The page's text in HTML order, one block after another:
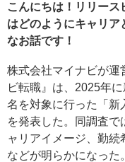
こんにちは！リリー
はどのようにキャリ
なお話です！
株式会社マイナビが運
ビ転職』は、2025年
名を対象に行った「新
を発表した。同調査で
ャリアイメージ、勤
などが明らかになった。